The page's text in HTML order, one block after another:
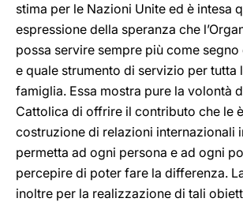
stima per le Nazioni Unite ed è intesa
espressione della speranza che
possa servire sempre più come segno
e quale strumento di servizio per tutta
famiglia. Essa mostra pure la volontà
Cattolica di offrire il contributo che le
costruzione di relazioni internazionali
permetta ad ogni persona e ad ogni
percepire di poter fare la differenza.
inoltre per la realizzazione di tali